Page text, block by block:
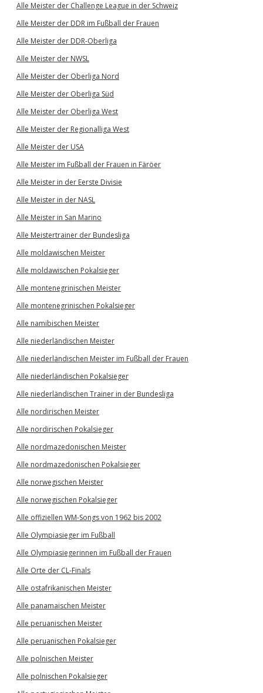
Alle Meister der Challenge League in der Schweiz
Alle Meister der DDR im Fußball der Frauen
Alle Meister der DDR-Oberliga
Alle Meister der NWSL
Alle Meister der Oberliga Nord
Alle Meister der Oberliga Süd
Alle Meister der Oberliga West
Alle Meister der Regionalliga West
Alle Meister der USA
Alle Meister im Fußball der Frauen in Färöer
Alle Meister in der Eerste Divisie
Alle Meister in der NASL
Alle Meister in San Marino
Alle Meistertrainer der Bundesliga
Alle moldawischen Meister
Alle moldawischen Pokalsieger
Alle montenegrinischen Meister
Alle montenegrinischen Pokalsieger
Alle namibischen Meister
Alle niederländischen Meister
Alle niederländischen Meister im Fußball der Frauen
Alle niederländischen Pokalsieger
Alle niederländischen Trainer in der Bundesliga
Alle nordirischen Meister
Alle nordirischen Pokalsieger
Alle nordmazedonischen Meister
Alle nordmazedonischen Pokalsieger
Alle norwegischen Meister
Alle norwegischen Pokalsieger
Alle offiziellen WM-Songs von 1962 bis 2002
Alle Olympiasieger im Fußball
Alle Olympiasiegerinnen im Fußball der Frauen
Alle Orte der CL-Finals
Alle ostafrikanischen Meister
Alle panamaischen Meister
Alle peruanischen Meister
Alle peruanischen Pokalsieger
Alle polnischen Meister
Alle polnischen Pokalsieger